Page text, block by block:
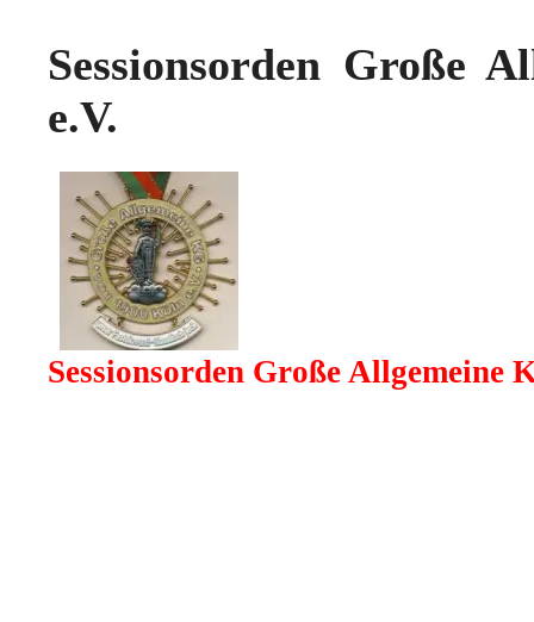
Sessionsorden Große
e.V.
Sessionsorden Große Allgemeine